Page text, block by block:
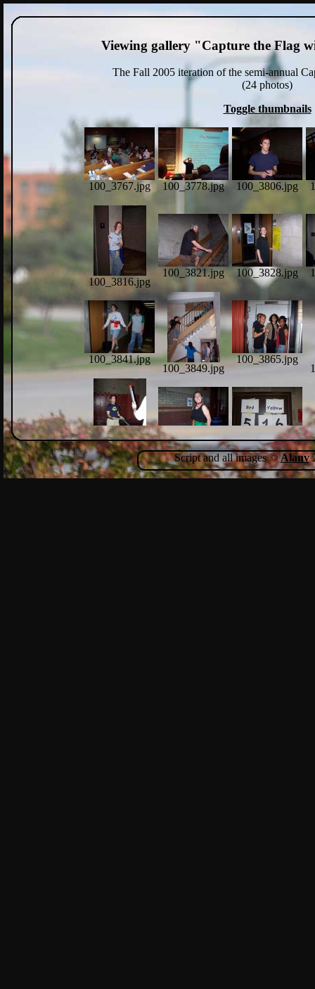
Viewing gallery "Capture the Flag
The Fall 2005 iteration of the semi-annual
(24 photos)
Toggle thumbnails
100_3767.jpg 100_3778.jpg 100_3806.jpg
100_3816.jpg
100_3821.jpg 100_3828.jpg
100_3841.jpg
100_3849.jpg
100_3865.jpg
100_3886.jpg
100_3901.jpg 100_3904.jpg
Script and all images ©Alanv